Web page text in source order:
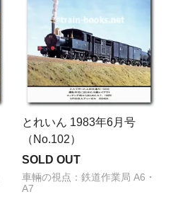
とれいん 1983年6月号
（No.102）
SOLD OUT
車輛の視点：鉄道作業局 A6・
A7